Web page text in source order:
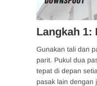
Langkah 1:
Gunakan tali dan
parit. Pukul dua
tepat di depan
pasak lain dengan